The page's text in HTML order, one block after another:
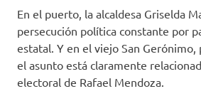
En el puerto, la alcaldesa Griselda
persecución política constante por
estatal. Y en el viejo San Gerónimo,
el asunto está claramente
electoral de Rafael Mendoza.